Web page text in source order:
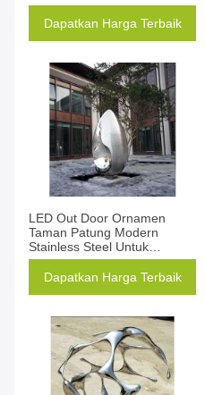
Dipoles
Dapatkan Harga Terbaik
LED Out Door Ornamen
Taman Patung Modern
Stainless Steel Untuk
Dekorasi Taman
Dapatkan Harga Terbaik